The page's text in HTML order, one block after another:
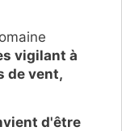
vigilant à
de vent,
d'être